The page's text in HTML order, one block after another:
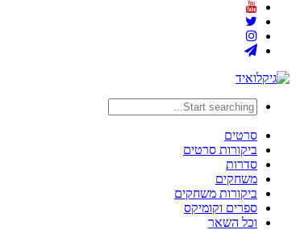
סרטים
ביקורות סרטים
סדרות
משחקים
ביקורות משחקים
ספרים וקומיקס
וכל השאר